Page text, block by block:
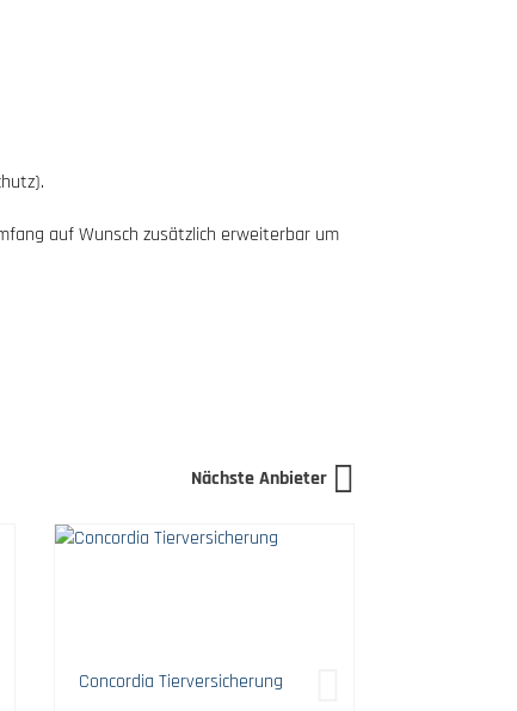
auf Wunsch zusätzlich erweiterbar um
Nächste Anbieter
Concordia Tierversicherung